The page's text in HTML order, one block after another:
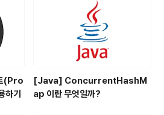
인스턴스화 되기 ..
(Pro
기
[Java] ConcurrentHashM
ap 이란 무엇일까?